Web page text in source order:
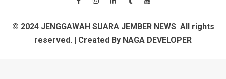
© 2024 JENGGAWAH SUARA JEMBER NEWSAll rights
reserved. | Created By NAGA DEVELOPER